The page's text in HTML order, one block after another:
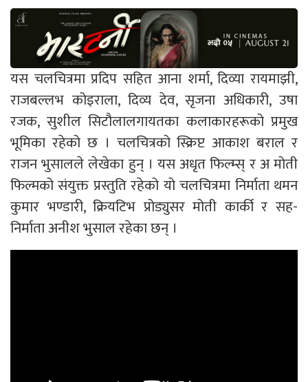
यस चलचित्रमा प्रदिप सहित आना शर्मा, दिव्या रायमाझी,
राजबल्लभ कोइराला, दिव्य देव, सृजना अधिकारी, उषा
रजक, सुशील सिटौलालगायतका कलाकारहरूको प्रमुख
भूमिका रहेको छ । चलचित्रको स्क्रिप्ट आकाश बराल र
राजन भुसालले लेखेका हुन् । यस अधृत फिल्म्स् र अ मोती
फिल्मको संयुक्त प्रस्तुति रहेको यो चलचित्रमा निर्माता थमन
कुमार भण्डारी, क्रियटिभ प्रोड्युसर मोती कार्की र सह-
निर्माता अनीश भुसाल रहेका छन् ।